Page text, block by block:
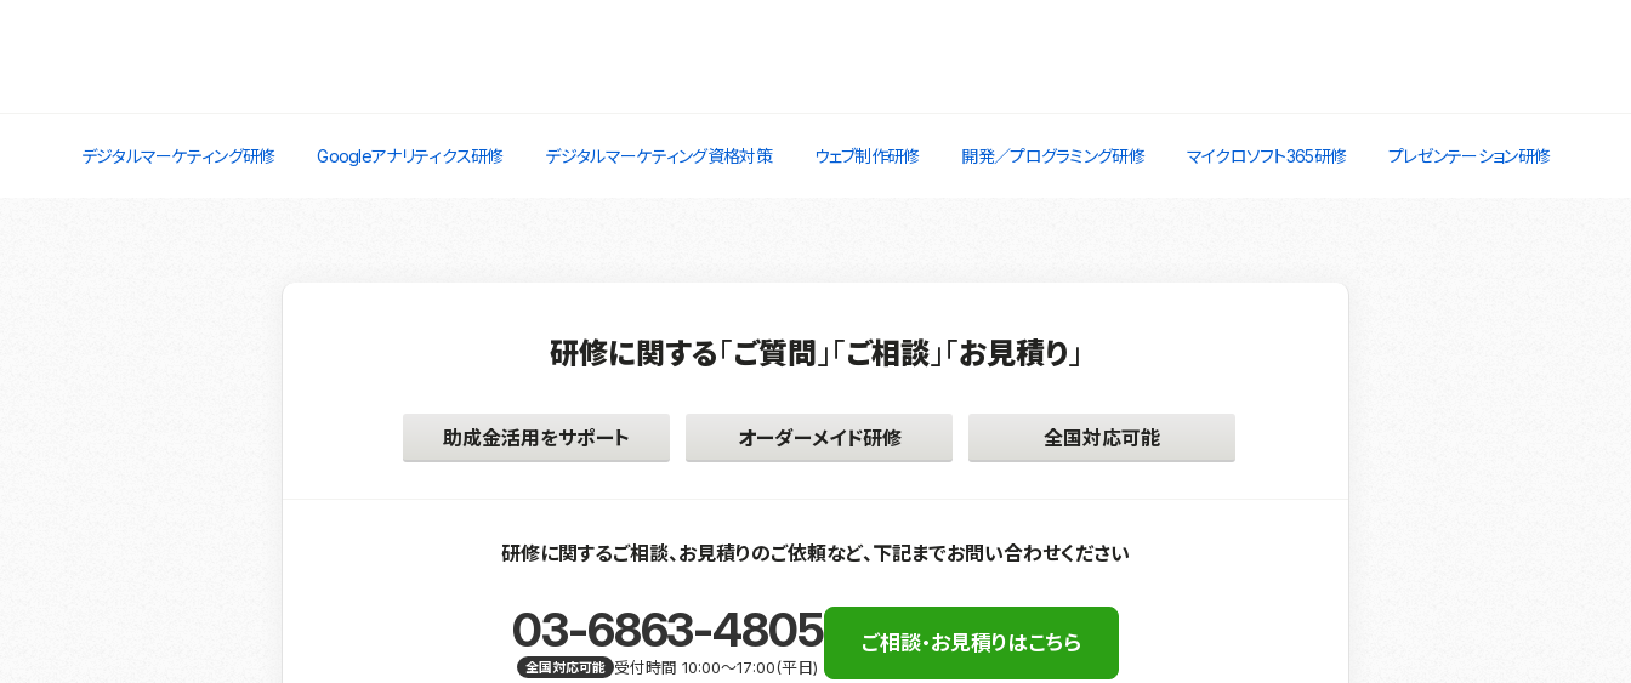
デジタルマーケティング研修 Googleアナリティクス研修 デジタルマーケティング資格対策 ウェブ制作研修 開発／プログラミング研修 マイクロソフト365研修 プレゼンテーション研修
研修に関する｢ご質問 ｣｢ご相談｣｢お見積り ｣
助成金活用をサポート オーダーメイド研修 全国対応可能
研修に関するご相談、お見積りのご依頼など、下記までお問い合わせください
03-6863-4805
全国対応可能 受付時間 10:00〜17:00(平日)
ご相談・お見積りはこちら